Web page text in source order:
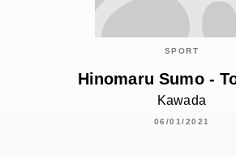
SPORT
Hinomaru Sumo -
Kawada
06/01/2021